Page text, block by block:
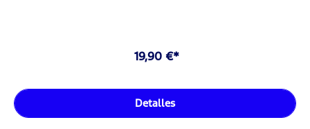
19,90 €*
Detalles